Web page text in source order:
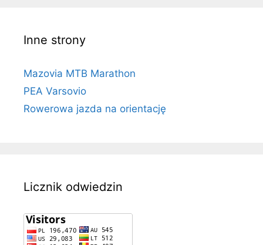
Inne strony
Mazovia MTB Marathon
PEA Varsovio
Rowerowa jazda na orientację
Licznik odwiedzin